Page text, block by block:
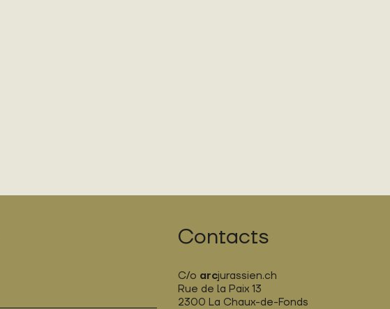
Contacts
C/o arcjurassien.ch
Rue de la Paix 13
2300 La Chaux-de-Fonds